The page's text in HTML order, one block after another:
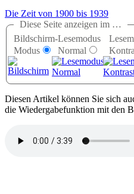
Die Zeit von 1900 bis 1939
Diese Seite anzeigen im …
Bildschirm-
Modus
Lesemodus
Normal
Diesen Artikel können Sie sich
die Wiedergabefunktion mit den